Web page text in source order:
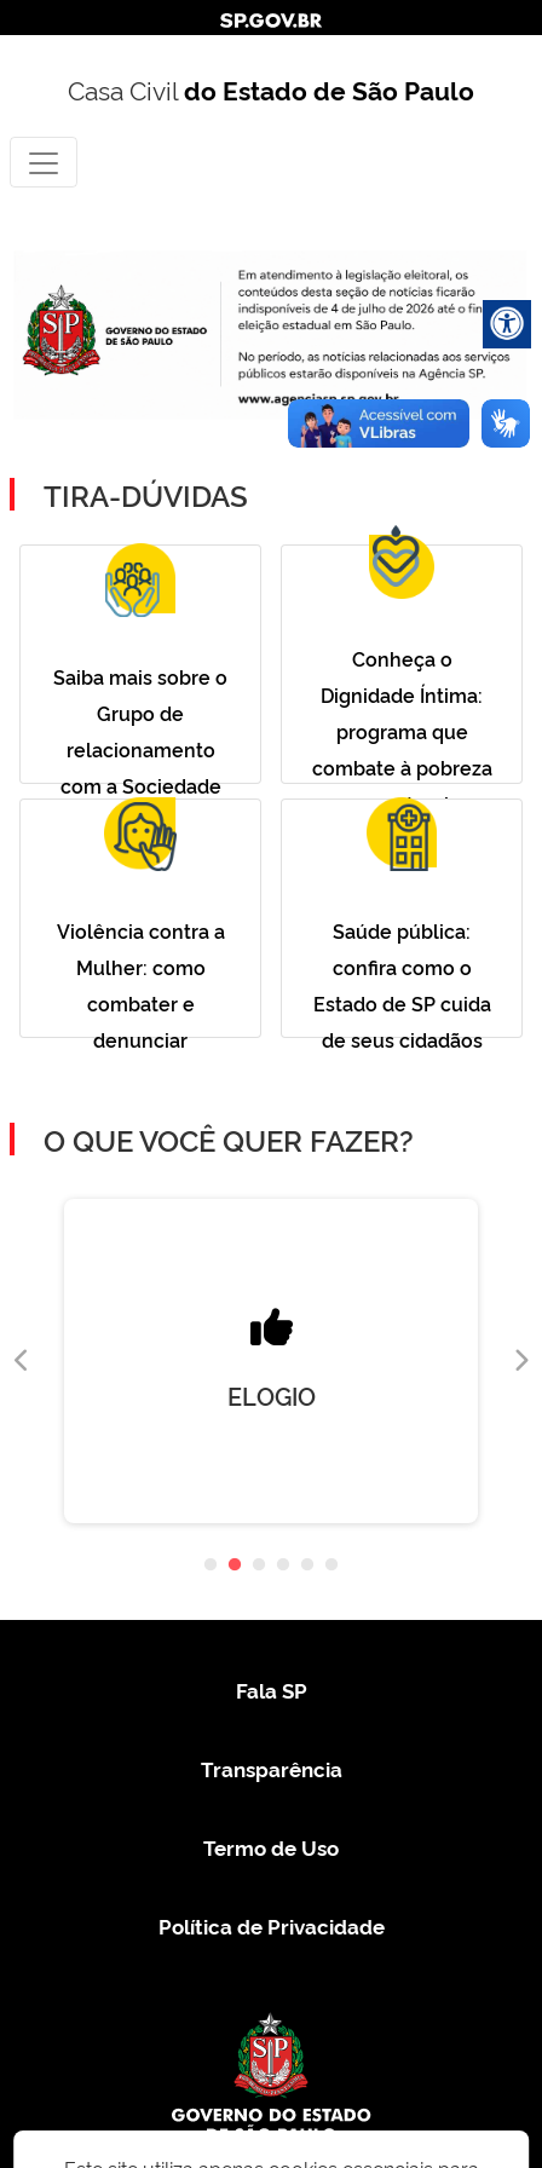
Casa Civildo Estado de São Paulo
TIRA-DÚVIDAS
Saiba mais sobre o
Grupo de
relacionamento
com a Sociedade
Conheça o
Dignidade Íntima:
programa que
combate à pobreza
menstrual
Violência contra a
Mulher: como
combater e
denunciar
Saúde pública:
confira como o
Estado de SP cuida
de seus cidadãos
O QUE VOCÊ QUER FAZER?
ELOGIO
Fala SP
Transparência
Termo de Uso
Política de Privacidade